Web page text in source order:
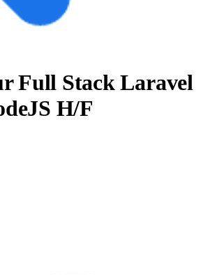
Full Stack Laravel
H/F